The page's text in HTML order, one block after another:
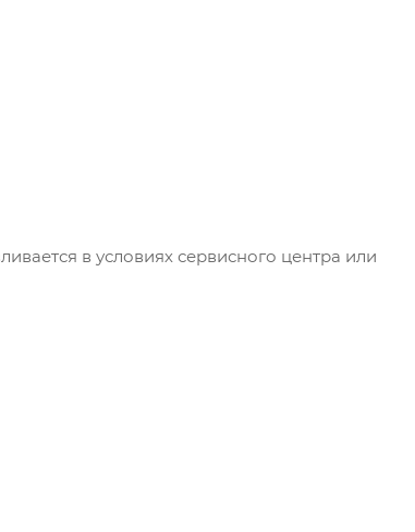
в условиях сервисного центра или